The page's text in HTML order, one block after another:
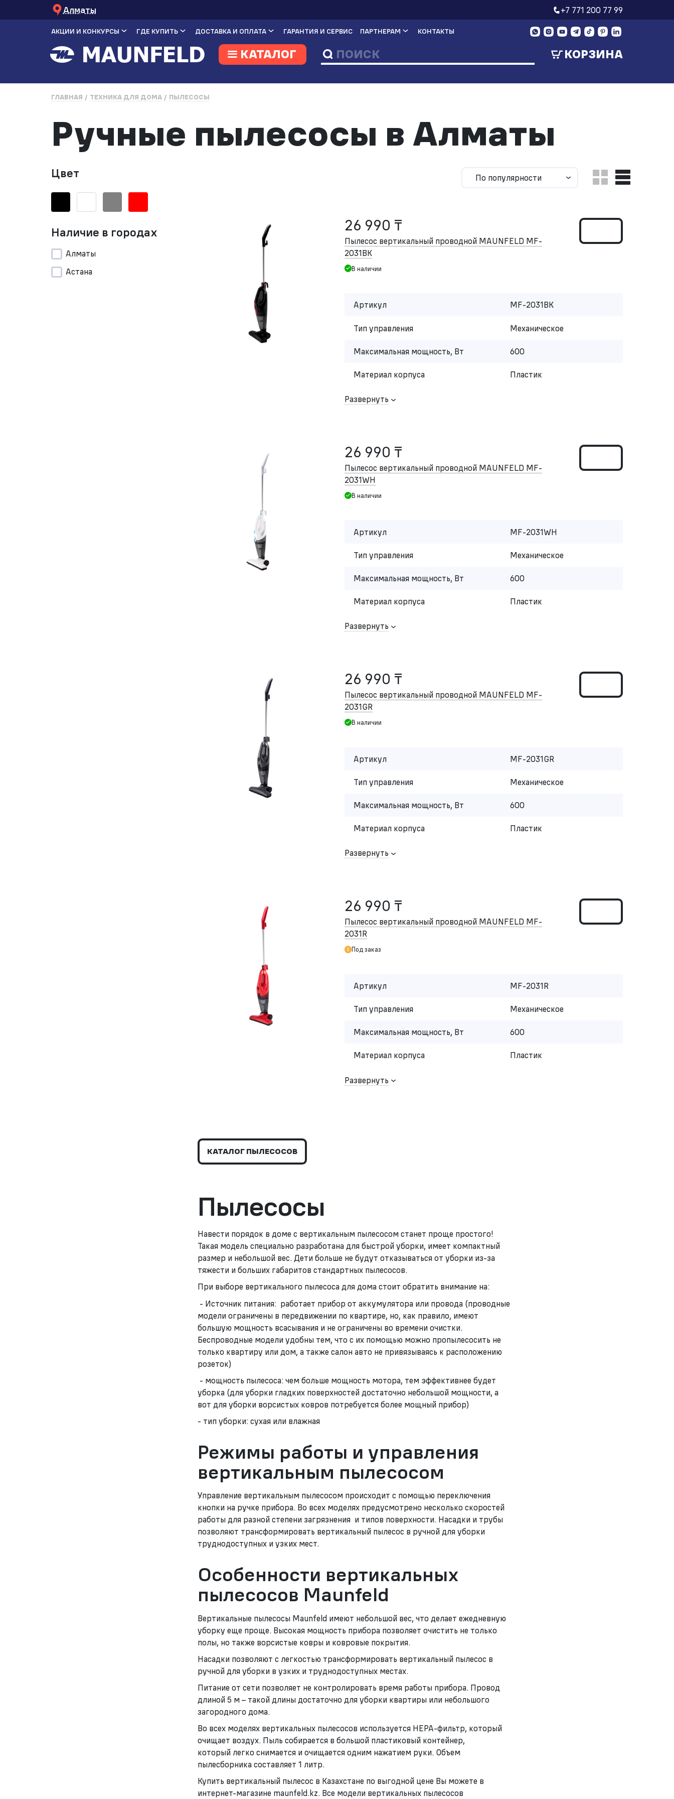
Алматы +7 771 200 77 99
АКЦИИ И КОНКУРСЫ ГДЕ КУПИТЬ ДОСТАВКА И ОПЛАТА ГАРАНТИЯ И СЕРВИС ПАРТНЕРАМ КОНТАКТЫ
КАТАЛОГ КОРЗИНА
ГЛАВНАЯ ТЕХНИКА ДЛЯ ДОМА ПЫЛЕСОСЫ
Ручные пылесосы в Алматы
Цвет
Наличие в городах
Алматы
Астана
По популярности
26 990 ₸
Пылесос вертикальный проводной MAUNFELD MF-
2031BK
В наличии
Артикул MF-2031BK
Тип управления Механическое
Максимальная мощность, Вт 600
Материал корпуса Пластик
Развернуть
26 990 ₸
Пылесос вертикальный проводной MAUNFELD MF-
2031WH
В наличии
Артикул MF-2031WH
Тип управления Механическое
Максимальная мощность, Вт 600
Материал корпуса Пластик
Развернуть
26 990 ₸
Пылесос вертикальный проводной MAUNFELD MF-
2031GR
В наличии
Артикул MF-2031GR
Тип управления Механическое
Максимальная мощность, Вт 600
Материал корпуса Пластик
Развернуть
26 990 ₸
Пылесос вертикальный проводной MAUNFELD MF-
2031R
Под заказ
Артикул MF-2031R
Тип управления Механическое
Максимальная мощность, Вт 600
Материал корпуса Пластик
Развернуть
КАТАЛОГ ПЫЛЕСОСОВ
Пылесосы
Навести порядок в доме с вертикальным пылесосом станет проще простого!
Такая модель специально разработана для быстрой уборки, имеет компактный
размер и небольшой вес. Дети больше не будут отказываться от уборки из-за
тяжести и больших габаритов стандартных пылесосов.
При выборе вертикального пылесоса для дома стоит обратить внимание на:
- Источник питания: работает прибор от аккумулятора или провода (проводные
модели ограничены в передвижении по квартире, но, как правило, имеют
большую мощность всасывания и не ограничены во времени очистки.
Беспроводные модели удобны тем, что с их помощью можно пропылесосить не
только квартиру или дом, а также салон авто не привязываясь к расположению
розеток)
- мощность пылесоса: чем больше мощность мотора, тем эффективнее будет
уборка (для уборки гладких поверхностей достаточно небольшой мощности, а
вот для уборки ворсистых ковров потребуется более мощный прибор)
- тип уборки: сухая или влажная
Режимы работы и управления
вертикальным пылесосом
Управление вертикальным пылесосом происходит с помощью переключения
кнопки на ручке прибора. Во всех моделях предусмотрено несколько скоростей
работы для разной степени загрязнения и типов поверхности. Насадки и трубы
позволяют трансформировать вертикальный пылесос в ручной для уборки
труднодоступных и узких мест.
Особенности вертикальных
пылесосов Maunfeld
Вертикальные пылесосы Maunfeld имеют небольшой вес, что делает ежедневную
уборку еще проще. Высокая мощность прибора позволяет очистить не только
полы, но также ворсистые ковры и ковровые покрытия.
Насадки позволяют с легкостью трансформировать вертикальный пылесос в
ручной для уборки в узких и труднодоступных местах.
Питание от сети позволяет не контролировать время работы прибора. Провод
длиной 5 м – такой длины достаточно для уборки квартиры или небольшого
загородного дома.
Во всех моделях вертикальных пылесосов используется НЕРА-фильтр, который
очищает воздух. Пыль собирается в большой пластиковый контейнер,
который легко снимается и очищается одним нажатием руки. Объем
пылесборника составляет 1 литр.
Купить вертикальный пылесос в Казахстане по выгодной цене Вы можете в
интернет-магазине maunfeld.kz. Все модели вертикальных пылесосов